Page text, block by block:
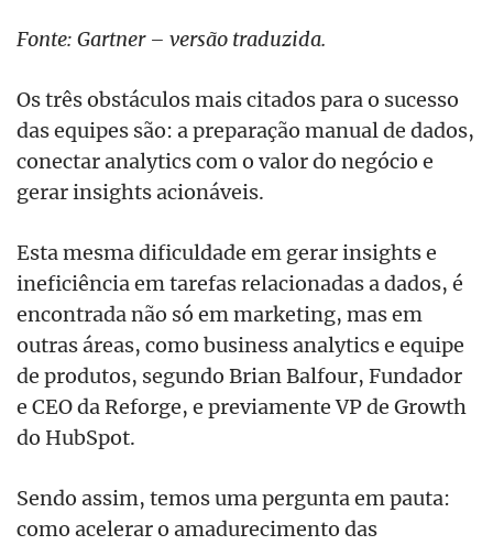
Fonte: Gartner – versão traduzida.
Os três obstáculos mais citados para o sucesso
das equipes são: a preparação manual de dados,
conectar analytics com o valor do negócio e
gerar insights acionáveis.
Esta mesma dificuldade em gerar insights e
ineficiência em tarefas relacionadas a dados, é
encontrada não só em marketing, mas em
outras áreas, como business analytics e equipe
de produtos, segundo Brian Balfour, Fundador
e CEO da Reforge, e previamente VP de Growth
do HubSpot.
Sendo assim, temos uma pergunta em pauta:
como acelerar o amadurecimento das